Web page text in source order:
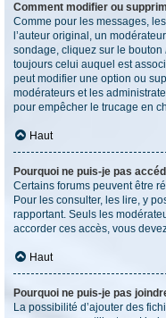
Comment modifier ou
Comme pour les messages,
l’auteur original, un
sondage, cliquez sur le bouton
toujours celui auquel est
peut modifier une option ou
modérateurs et les
pour empêcher le trucage en
Haut
Pourquoi ne puis-je pas
Certains forums peuvent être
Pour les consulter, les lire, y
rapportant. Seuls les
accorder ces accès, vous
Haut
Pourquoi ne puis-je pas
La possibilité d’ajouter des